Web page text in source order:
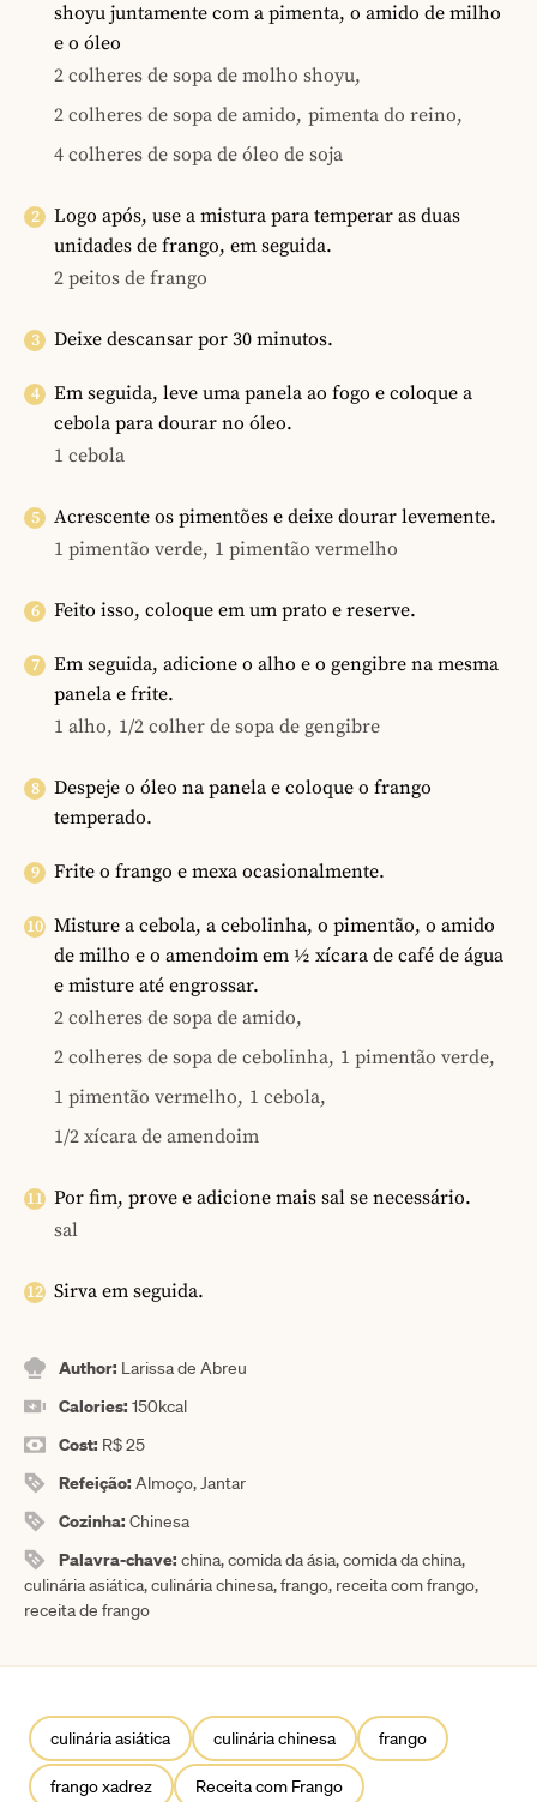
shoyu juntamente com a pimenta, o amido de milho
e o óleo
2 colheres de sopa de molho shoyu,
2 colheres de sopa de amido, pimenta do reino,
4 colheres de sopa de óleo de soja
Logo após, use a mistura para temperar as duas
unidades de frango, em seguida.
2 peitos de frango
Deixe descansar por 30 minutos.
Em seguida, leve uma panela ao fogo e coloque a
cebola para dourar no óleo.
1 cebola
Acrescente os pimentões e deixe dourar levemente.
1 pimentão verde, 1 pimentão vermelho
Feito isso, coloque em um prato e reserve.
Em seguida, adicione o alho e o gengibre na mesma
panela e frite.
1 alho, 1/2 colher de sopa de gengibre
Despeje o óleo na panela e coloque o frango
temperado.
Frite o frango e mexa ocasionalmente.
Misture a cebola, a cebolinha, o pimentão, o amido
de milho e o amendoim em ½ xícara de café de água
e misture até engrossar.
2 colheres de sopa de amido,
2 colheres de sopa de cebolinha, 1 pimentão verde,
1 pimentão vermelho, 1 cebola,
1/2 xícara de amendoim
Por fim, prove e adicione mais sal se necessário.
sal
Sirva em seguida.
Author: Larissa de Abreu
Calories:150kcal
Cost: R$ 25
Refeição:Almoço, Jantar
Cozinha:Chinesa
Palavra-chave:china, comida da ásia, comida da china,
culinária asiática, culinária chinesa, frango, receita com frango,
receita de frango
culinária asiática culinária chinesa frango
frango xadrez Receita com Frango